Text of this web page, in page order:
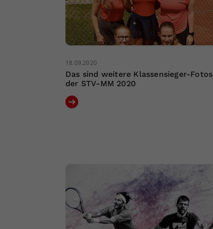
18.09.2020
Das sind weitere Klassensieger-Fotos
der STV-MM 2020